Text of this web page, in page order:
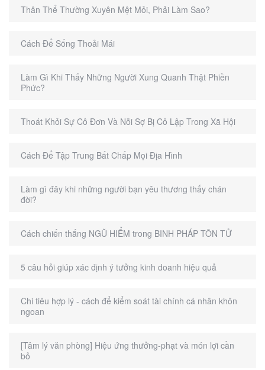
Thân Thể Thường Xuyên Mệt Mỏi, Phải Làm Sao?
Cách Để Sống Thoải Mái
Làm Gì Khi Thấy Những Người Xung Quanh Thật Phiền
Phức?
Thoát Khỏi Sự Cô Đơn Và Nỗi Sợ Bị Cô Lập Trong Xã Hội
Cách Để Tập Trung Bất Chấp Mọi Địa Hình
Làm gì đây khi những người bạn yêu thương thấy chán
đời?
Cách chiến thắng NGŨ HIỂM trong BINH PHÁP TÔN TỬ
5 câu hỏi giúp xác định ý tưởng kinh doanh hiệu quả
Chi tiêu hợp lý - cách để kiểm soát tài chính cá nhân khôn
ngoan
[Tâm lý văn phòng] Hiệu ứng thưởng-phạt và món lợi cần
bỏ